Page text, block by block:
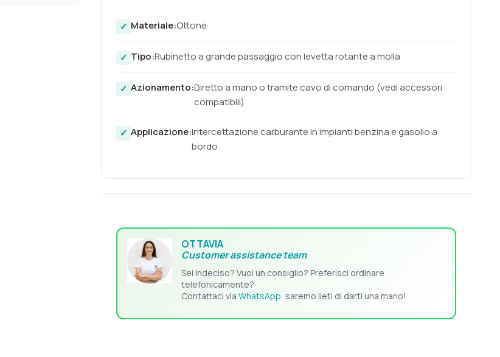
Materiale:Ottone
Tipo:Rubinetto a grande passaggio con levetta rotante a molla
Azionamento:Diretto a mano o tramite cavo di comando (vedi accessori
compatibili)
Applicazione:Intercettazione carburante in impianti benzina e gasolio a
bordo
OTTAVIA
Customer assistance team
Sei indeciso? Vuoi un consiglio? Preferisci ordinare
telefonicamente?
Contattaci via WhatsApp, saremo lieti di darti una mano!